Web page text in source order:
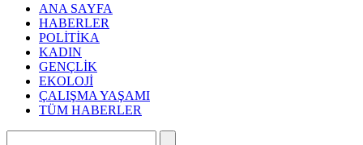
ANA SAYFA
HABERLER
POLİTİKA
KADIN
GENÇLİK
EKOLOJİ
ÇALIŞMA YAŞAMI
TÜM HABERLER